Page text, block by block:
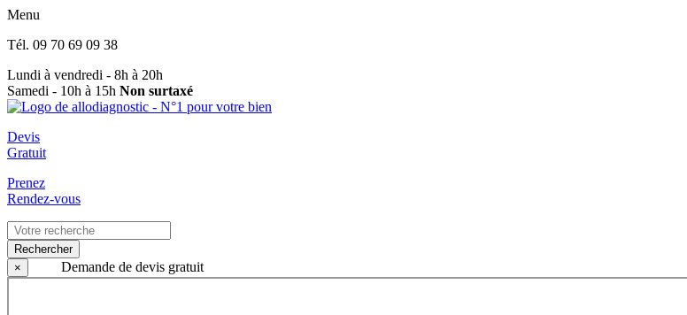
Menu
Tél. 09 70 69 09 38
Lundi à vendredi - 8h à 20h
Samedi - 10h à 15h Non surtaxé
Devis
Gratuit
Prenez
Rendez-vous
Rechercher
×
Demande de devis gratuit